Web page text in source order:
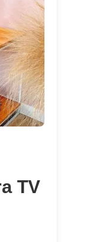
TV